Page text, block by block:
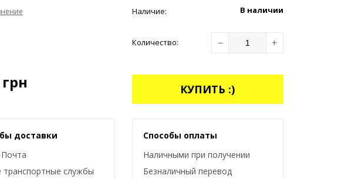
Наличие:
В наличии
Количество: − +
грн КУПИТЬ :)
доставки
транспортные службы
Способы оплаты
Наличными при получении
Безналичный перевод